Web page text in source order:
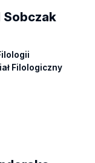
Filologiczny